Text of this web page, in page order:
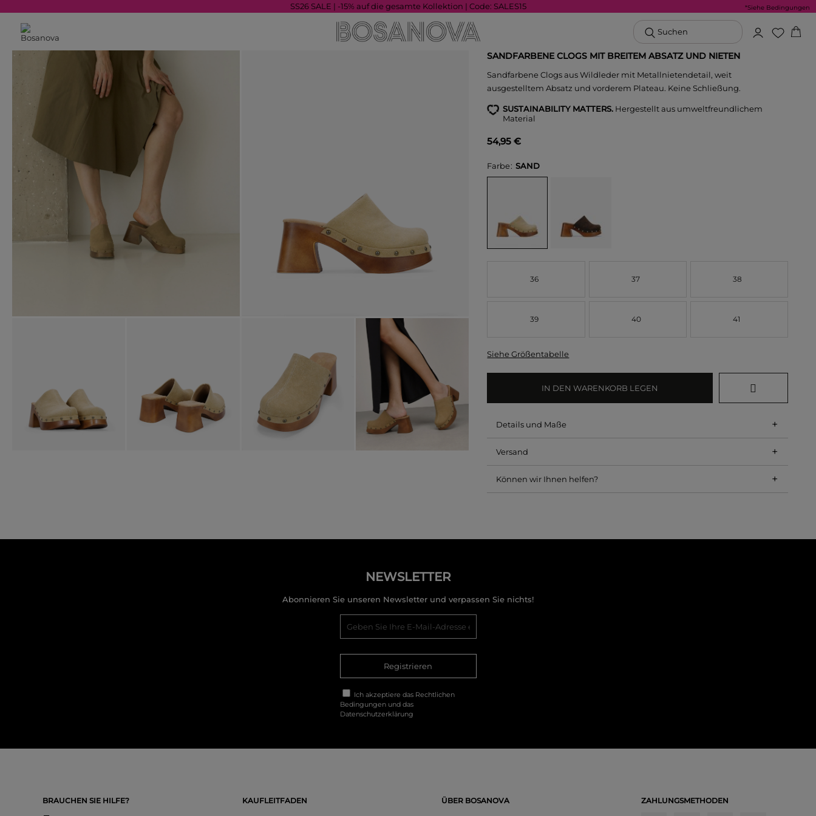
SS26 SALE | -15% auf die gesamte Kollektion | Code: SALES15 *Siehe Bedingungen
Suchen
SANDFARBENE CLOGS MIT BREITEM ABSATZ UND NIETEN
Sandfarbene Clogs aus Wildleder mit Metallnietendetail, weit
ausgestelltem Absatz und vorderem Plateau. Keine Schließung.
SUSTAINABILITY MATTERS. Hergestellt aus umweltfreundlichem
Material
54,95 €
Farbe SAND
36 37 38
39 40 41
Siehe Größentabelle
IN DEN WARENKORB LEGEN
Details und Maße +
Versand +
Können wir Ihnen helfen? +
NEWSLETTER
Abonnieren Sie unseren Newsletter und verpassen Sie nichts!
Registrieren
Ich akzeptiere das Rechtlichen
Bedingungen und das
Datenschutzerklärung
BRAUCHEN SIE HILFE? KAUFLEITFADEN ÜBER BOSANOVA ZAHLUNGSMETHODEN